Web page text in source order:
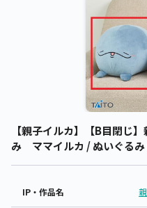
【親子イルカ】【B目閉じ
み ママイルカ / ぬいぐる
IP・作品名